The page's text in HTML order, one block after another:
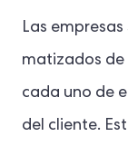
Las
matizados de
cada uno de
del cliente.